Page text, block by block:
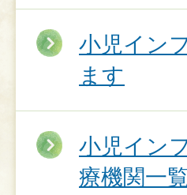
小児イン
ます
小児イン
療機関一